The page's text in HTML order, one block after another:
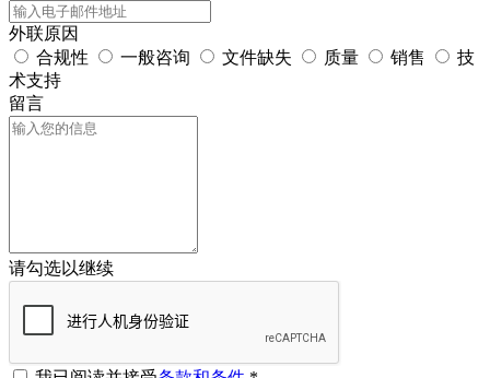
外联原因
合规性
一般咨询 文件缺失 质量 销售
技
术支持
留言
请勾选以继续